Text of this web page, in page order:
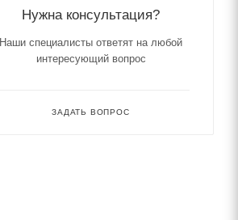
Нужна консультация?
Наши специалисты ответят на любой
интересующий вопрос
ЗАДАТЬ ВОПРОС